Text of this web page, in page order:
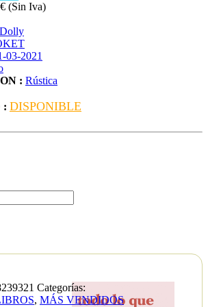
(Sin Iva)
03-2021
: Rústica
: DISPONIBLE
Categorías:
, MÁS VENDIDOS